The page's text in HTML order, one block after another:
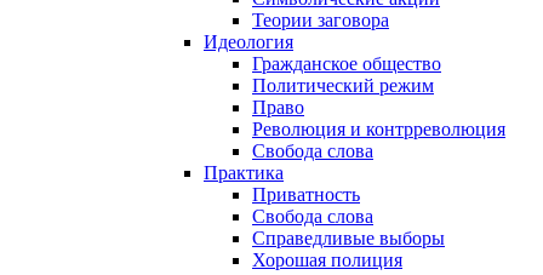
Теории заговора
Идеология
Гражданское общество
Политический режим
Право
Революция и контрреволюция
Свобода слова
Практика
Приватность
Свобода слова
Справедливые выборы
Хорошая полиция